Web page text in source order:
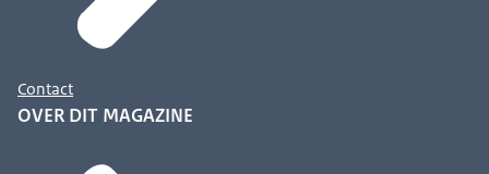
Contact
OVER DIT MAGAZINE